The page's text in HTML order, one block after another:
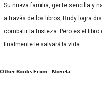
Su nueva familia, gente sencilla y
a través de los libros, Rudy logra
combatir la tristeza. Pero es el
finalmente le salvará la vida…
Other Books From - Novela